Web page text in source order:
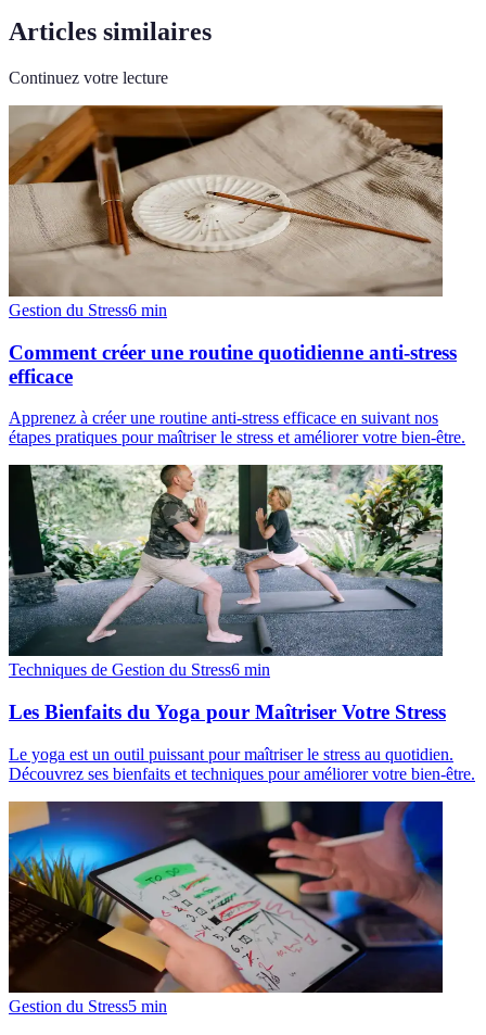
Articles similaires
Continuez votre lecture
Gestion du Stress6 min
Comment créer une routine quotidienne anti-stress
efficace
Apprenez à créer une routine anti-stress efficace en suivant nos
étapes pratiques pour maîtriser le stress et améliorer votre bien-être.
Techniques de Gestion du Stress6 min
Les Bienfaits du Yoga pour Maîtriser Votre Stress
Le yoga est un outil puissant pour maîtriser le stress au quotidien.
Découvrez ses bienfaits et techniques pour améliorer votre bien-être.
Gestion du Stress5 min